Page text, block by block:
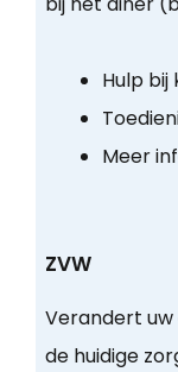
Hulp
Meer
ZVW
Verandert uw
de huidige